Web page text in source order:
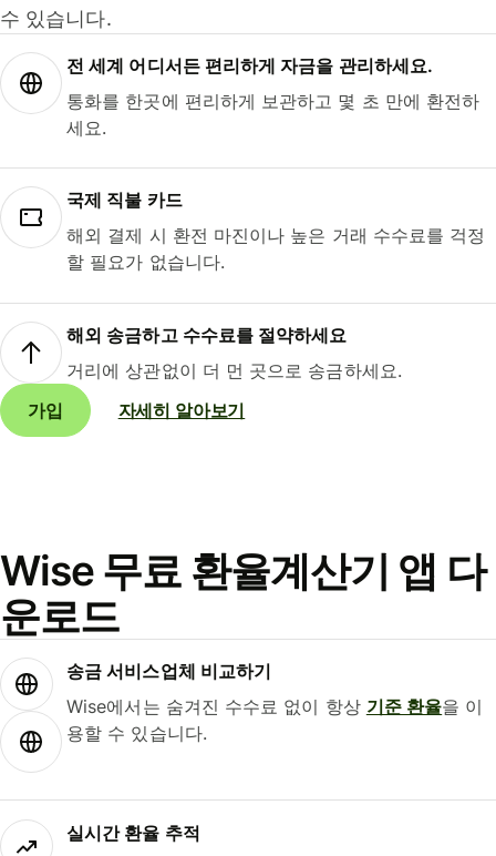
수 있습니다.
전 세계 어디서든 편리하게 자금을 관리하세요.
통화를 한곳에 편리하게 보관하고 몇 초 만에 환전하
세요.
국제 직불 카드
해외 결제 시 환전 마진이나 높은 거래 수수료를 걱정
할 필요가 없습니다.
해외 송금하고 수수료를 절약하세요
거리에 상관없이 더 먼 곳으로 송금하세요.
가입
자세히 알아보기
Wise 무료 환율계산기 앱 다
운로드
송금 서비스업체 비교하기
Wise에서는 숨겨진 수수료 없이 항상 기준 환율을 이
용할 수 있습니다.
실시간 환율 추적